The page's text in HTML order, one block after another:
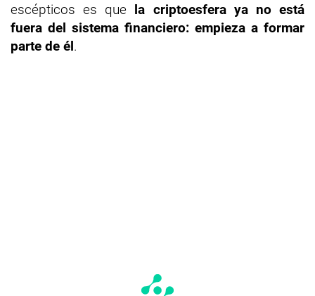
escépticos es que la criptoesfera ya no está
fuera del sistema financiero: empieza a formar
parte de él.